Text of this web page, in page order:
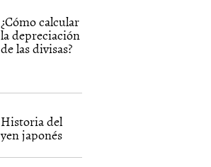
¿Cómo calcular
la depreciación
de las divisas?
Historia del
yen japonés